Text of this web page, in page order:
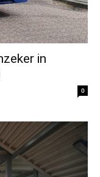
in
0